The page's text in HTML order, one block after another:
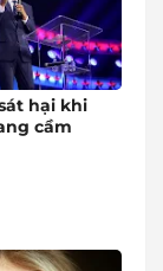
hại khi
cầm